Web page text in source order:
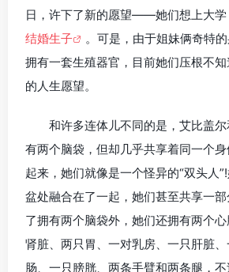
日，许下了新的愿望——她们想上大学
结婚生子
。可是，由于姐妹俩奇特
拥有一套生殖器官，目前她们压根不
的人生愿望。
和许多连体儿不同的是，艾比盖
有两个脑袋，但却几乎共享着同一个
起来，她们就像是一个怪异的“双头人
盆处融合在了一起，她们甚至共享一
了拥有两个脑袋外，她们还拥有两个
肾脏、两只胃、一对乳房、一只肝脏
肠、一只膀胱、两条手臂和两条腿，